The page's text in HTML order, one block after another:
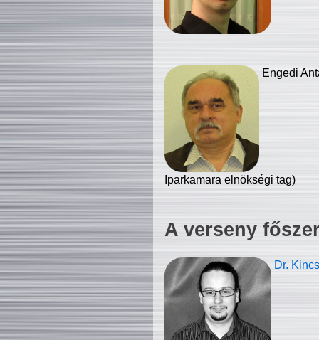
Engedi
Iparkamara elnökségi tag)
A verseny
Dr.